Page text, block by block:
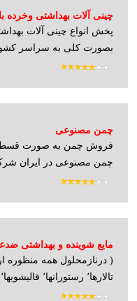
چینی آلات بهداشتی وخرده
پخش انواع چینی آلات
بصورت کلی به سراسر کشور
چمن مصنوعی
فروش چمن به صورت
چمن مصنوعی در ایران
مایع شوینده و بهداشتی
( درنازمحلول همه منظوره
تالارها٬ رستورانها٬ قالیشویها٬ خشکشوی...